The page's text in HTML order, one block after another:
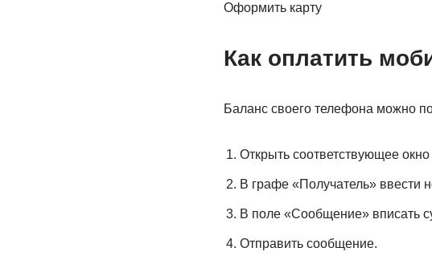
Оформить карту
Как оплатить
Баланс своего телефона можно
Открыть соответствующее
В графе «Получатель» ввести
В поле «Сообщение» вписать
Отправить сообщение.